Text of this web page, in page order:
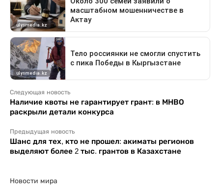
Следующая новость
Наличие квоты не гарантирует грант: в МНВО
раскрыли детали конкурса
Предыдущая новость
Шанс для тех, кто не прошел: акиматы регионов
выделяют более 2 тыс. грантов в Казахстане
Новости мира